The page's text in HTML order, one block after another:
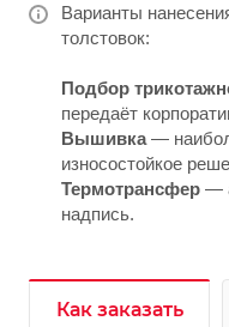
Варианты
толстовок:
Подбор
передаёт
Вышивка—
износостойкое
Термотрансфер —
надпись.
Как заказать